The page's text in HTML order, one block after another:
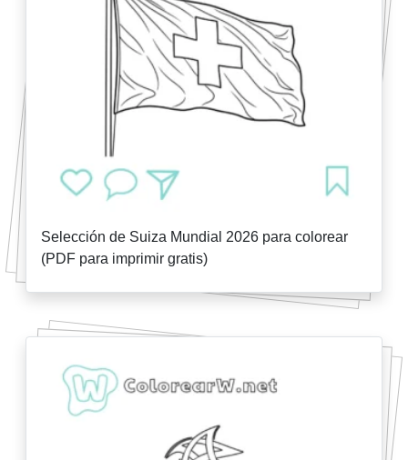
Selección de Suiza Mundial 2026 para colorear
(PDF para imprimir gratis)